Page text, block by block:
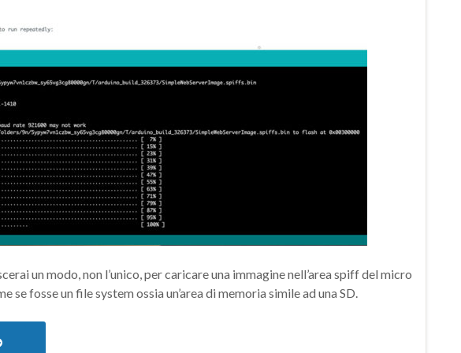
un modo, non l’unico, per caricare una immagine nell’area spiff del micro
fosse un file system ossia un’area di memoria simile ad una SD.